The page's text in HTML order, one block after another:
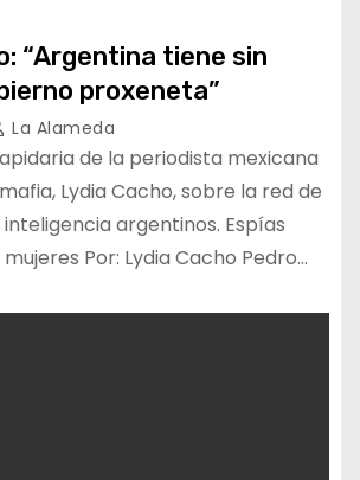
“Argentina tiene sin
proxeneta”
La Alameda
de la periodista mexicana
Lydia Cacho, sobre la red de
argentinos. Espías
Por: Lydia Cacho Pedro…